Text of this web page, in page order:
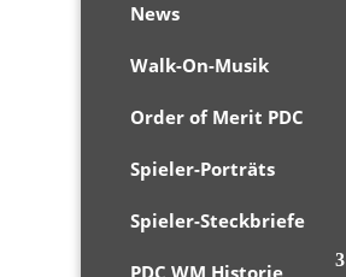
News
Walk-On-Musik
Order of Merit PDC
Spieler-Porträts
Spieler-Steckbriefe
PDC WM Historie